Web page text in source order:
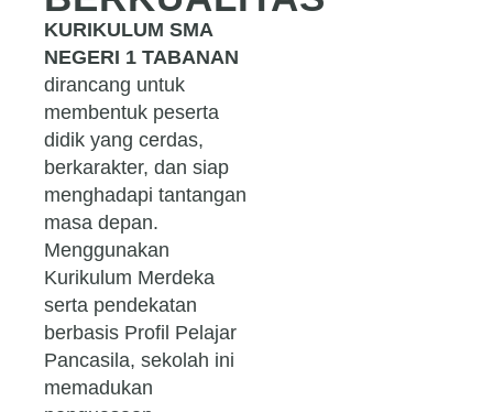
KURIKULUM SMA
NEGERI 1 TABANAN
dirancang untuk
membentuk peserta
didik yang cerdas,
berkarakter, dan siap
menghadapi tantangan
masa depan.
Menggunakan
Kurikulum Merdeka
serta pendekatan
berbasis Profil Pelajar
Pancasila, sekolah ini
memadukan